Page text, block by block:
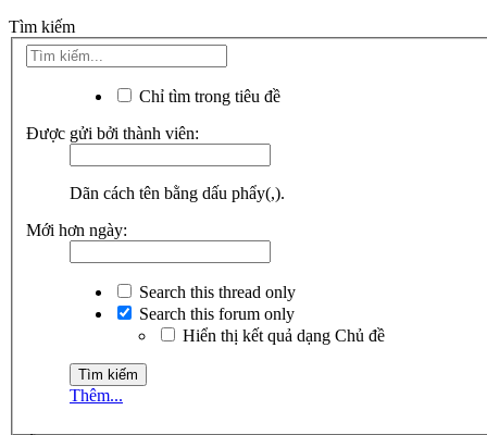
Tìm kiếm
Chỉ tìm trong tiêu đề
Được gửi bởi thành viên:
Dãn cách tên bằng dấu phẩy(,).
Mới hơn ngày:
Search this thread only
Search this forum only
Hiển thị kết quả dạng Chủ đề
Thêm...